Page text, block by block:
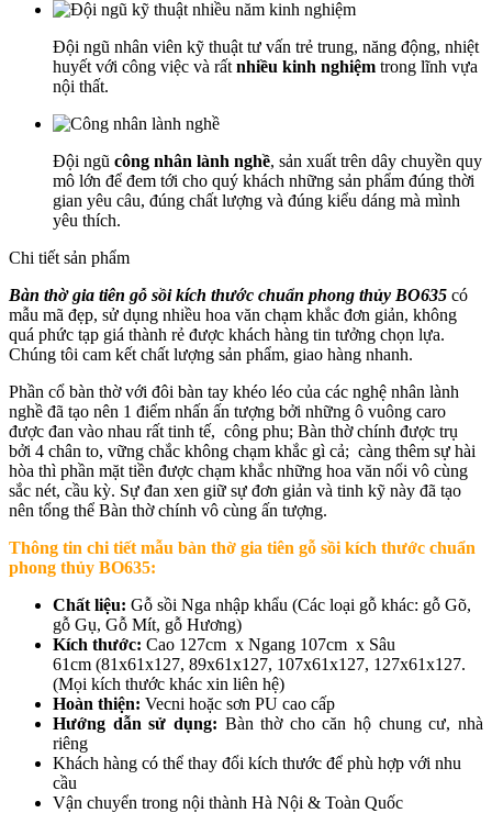
Đội ngũ nhân viên kỹ thuật tư vấn trẻ trung, năng động, nhiệt
huyết với công việc và rất nhiều kinh nghiệm trong lĩnh vựa
nội thất.
Đội ngũ công nhân lành nghề, sản xuất trên dây chuyền quy
mô lớn để đem tới cho quý khách những sản phẩm đúng thời
gian yêu câu, đúng chất lượng và đúng kiểu dáng mà mình
yêu thích.
Chi tiết sản phẩm
Bàn thờ gia tiên gỗ sồi kích thước chuẩn phong thủy BO635 có
mẫu mã đẹp, sử dụng nhiều hoa văn chạm khắc đơn giản, không
quá phức tạp giá thành rẻ được khách hàng tin tưởng chọn lựa.
Chúng tôi cam kết chất lượng sản phẩm, giao hàng nhanh.
Phần cổ bàn thờ với đôi bàn tay khéo léo của các nghệ nhân lành
nghề đã tạo nên 1 điểm nhấn ấn tượng bởi những ô vuông caro
được đan vào nhau rất tinh tế, công phu; Bàn thờ chính được trụ
bởi 4 chân to, vững chắc không chạm khắc gì cả; càng thêm sự hài
hòa thì phần mặt tiền được chạm khắc những hoa văn nổi vô cùng
sắc nét, cầu kỳ. Sự đan xen giữ sự đơn giản và tinh kỹ này đã tạo
nên tổng thể Bàn thờ chính vô cùng ấn tượng.
Thông tin chi tiết mẫu bàn thờ gia tiên gỗ sồi kích thước chuẩn
phong thủy BO635:
Chất liệu: Gỗ sồi Nga nhập khẩu (Các loại gỗ khác: gỗ Gõ,
gỗ Gụ, Gỗ Mít, gỗ Hương)
Kích thước: Cao 127cm x Ngang 107cm x Sâu
61cm (81x61x127, 89x61x127, 107x61x127, 127x61x127.
(Mọi kích thước khác xin liên hệ)
Hoàn thiện: Vecni hoặc sơn PU cao cấp
Hướng dẫn sử dụng: Bàn thờ cho căn hộ chung cư, nhà
riêng
Khách hàng có thể thay đổi kích thước để phù hợp với nhu
cầu
Vận chuyển trong nội thành Hà Nội & Toàn Quốc